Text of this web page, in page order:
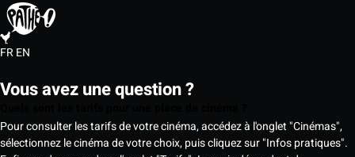
FREN
Vous avez une question ?
Pour consulter les tarifs de votre cinéma, accédez à l'onglet "Cinémas",
sélectionnez le cinéma de votre choix, puis cliquez sur "Infos pratiques".